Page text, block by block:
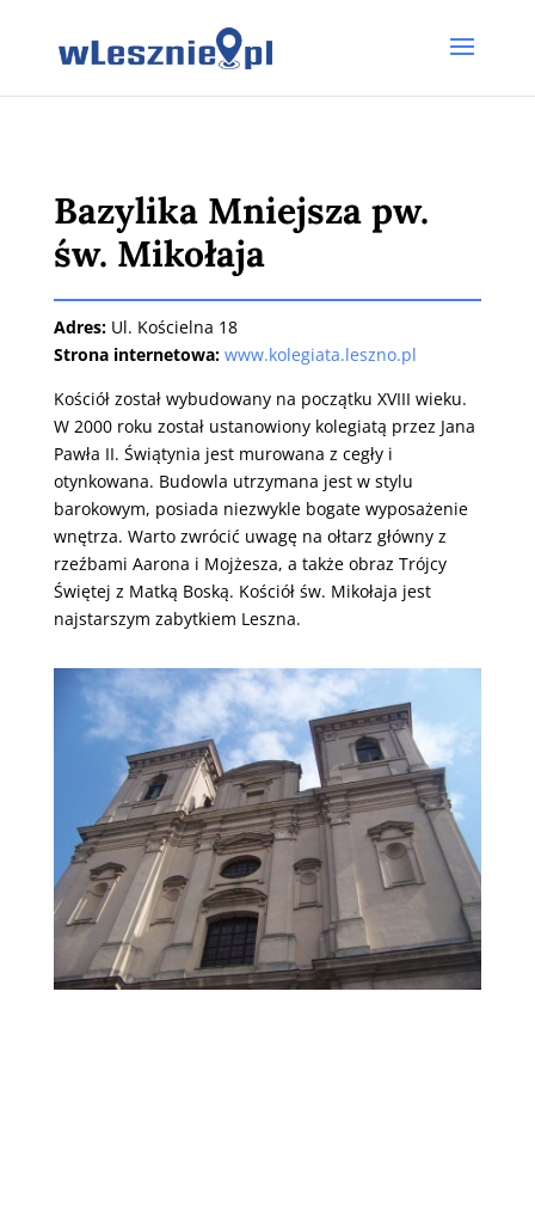
Bazylika Mniejsza pw.
św. Mikołaja
Adres: Ul. Kościelna 18
Strona internetowa: www.kolegiata.leszno.pl
Kościół został wybudowany na początku XVIII wieku.
W 2000 roku został ustanowiony kolegiatą przez Jana
Pawła II. Świątynia jest murowana z cegły i
otynkowana. Budowla utrzymana jest w stylu
barokowym, posiada niezwykle bogate wyposażenie
wnętrza. Warto zwrócić uwagę na ołtarz główny z
rzeźbami Aarona i Mojżesza, a także obraz Trójcy
Świętej z Matką Boską. Kościół św. Mikołaja jest
najstarszym zabytkiem Leszna.